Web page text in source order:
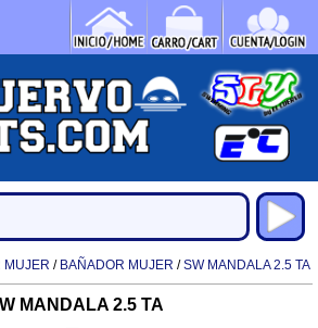
MUJER / BAÑADOR MUJER /SW MANDALA 2.5 TA
MANDALA 2.5 TA